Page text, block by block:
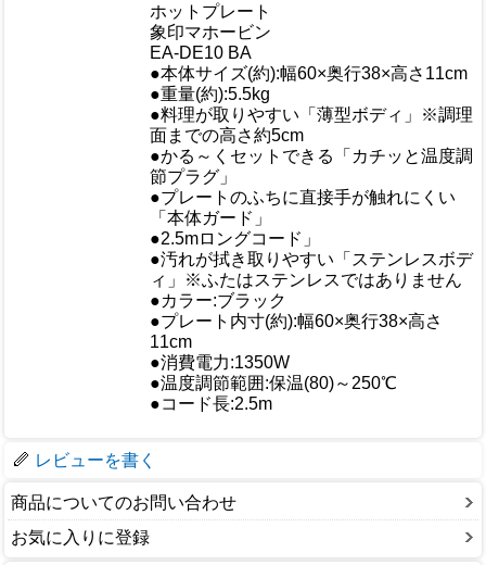
ホットプレート
象印マホービン
EA-DE10 BA
●本体サイズ(約):幅60×奥行38×高さ11cm
●重量(約):5.5kg
●料理が取りやすい「薄型ボディ」※調理
面までの高さ約5cm
●かる～くセットできる「カチッと温度調
節プラグ」
●プレートのふちに直接手が触れにくい
「本体ガード」
●2.5mロングコード」
●汚れが拭き取りやすい「ステンレスボデ
ィ」※ふたはステンレスではありません
●カラー:ブラック
●プレート内寸(約):幅60×奥行38×高さ
11cm
●消費電力:1350W
●温度調節範囲:保温(80)～250℃
●コード長:2.5m
レビューを書く
商品についてのお問い合わせ
お気に入りに登録